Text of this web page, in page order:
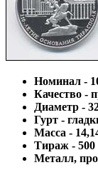
Номинал -
Качество -
Диаметр -
Гурт -
Масса -
Тираж -
Металл,